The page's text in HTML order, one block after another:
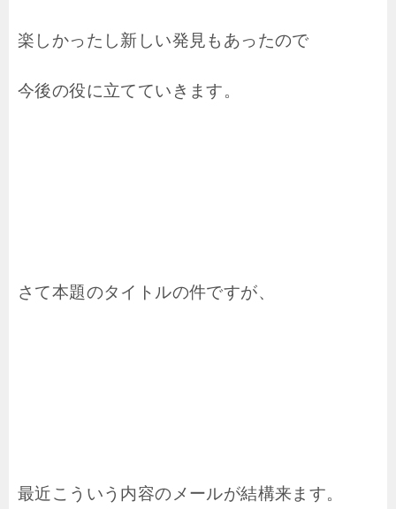
楽しかったし新しい発見もあったので
今後の役に立てていきます。
さて本題のタイトルの件ですが、
最近こういう内容のメールが結構来ます。